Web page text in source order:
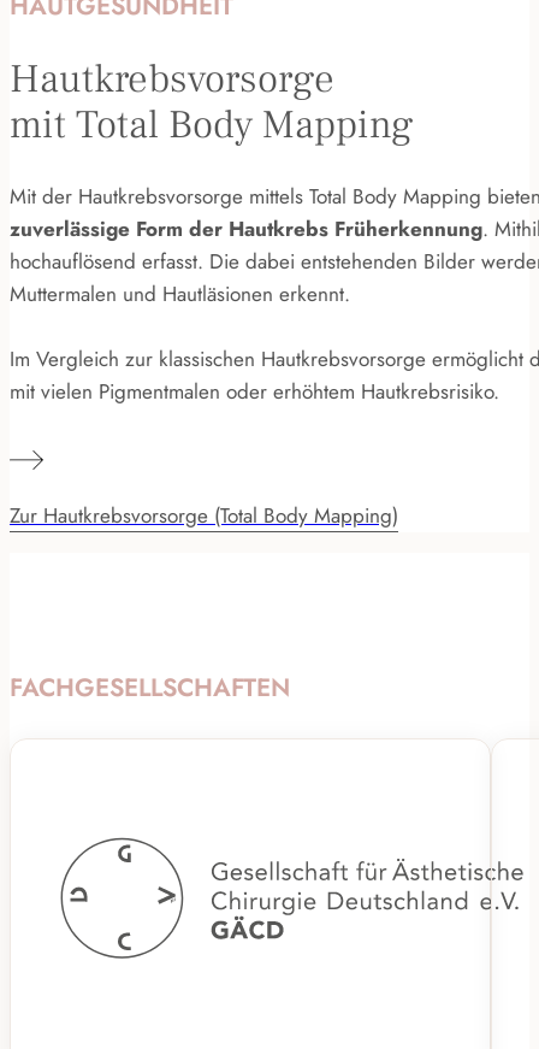
Hautkrebsvorsorge
mit Total Body Mapping
Mit der Hautkrebsvorsorge mittels Total Body Mapping
zuverlässige Form der Hautkrebs Früherkennung.
hochauflösend erfasst. Die dabei entstehenden Bilder
Muttermalen und Hautläsionen erkennt.
Im Vergleich zur klassischen Hautkrebsvorsorge
mit vielen Pigmentmalen oder erhöhtem Hautkrebsrisiko.
Zur Hautkrebsvorsorge (Total Body Mapping)
FACHGESELLSCHAFTEN